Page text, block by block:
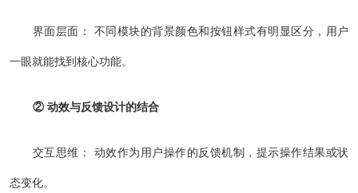
界面层面： 不同模块的背景颜色和按钮样式有明显区分，用户
一眼就能找到核心功能。
② 动效与反馈设计的结合
交互思维： 动效作为用户操作的反馈机制，提示操作结果或状
态变化。